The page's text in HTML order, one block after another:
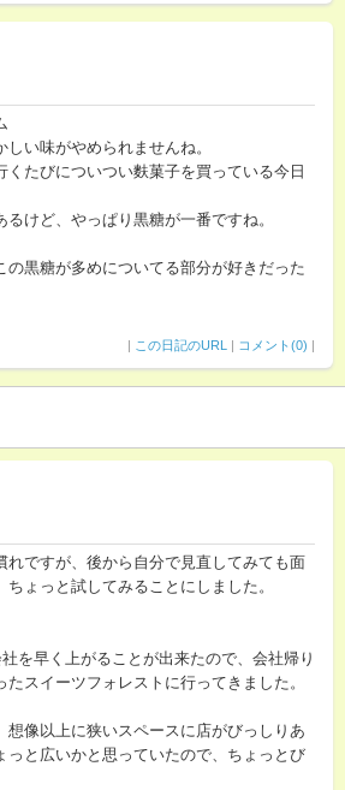
い味がやめられませんね。
くたびについつい麩菓子を買っている今日
けど、やっぱり黒糖が一番ですね。
の黒糖が多めについてる部分が好きだった
| この日記のURL | コメント(0) |
れですが、後から自分で見直してみても面
ょっと試してみることにしました。
を早く上がることが出来たので、会社帰り
スイーツフォレストに行ってきました。
想像以上に狭いスペースに店がびっしりあ
っと広いかと思っていたので、ちょっとび